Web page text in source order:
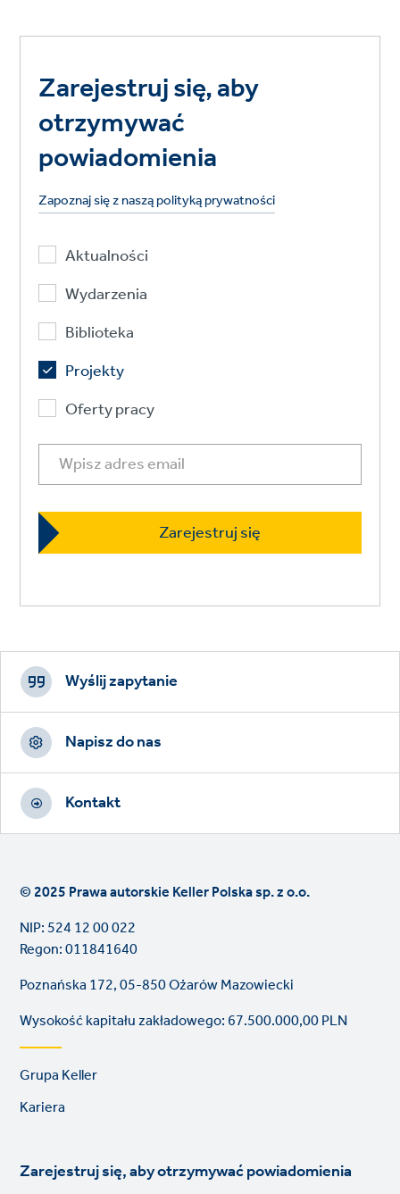
Zarejestruj się, aby
otrzymywać
powiadomienia
Zapoznaj się z naszą polityką prywatności
Aktualności
Wydarzenia
Biblioteka
Projekty
Oferty pracy
Footer
CTAs
Wyślij zapytanie
Napisz do nas
Kontakt
© 2025 Prawa autorskie Keller Polska sp. z o.o.
NIP: 524 12 00 022
Regon: 011841640
Poznańska 172, 05-850 Ożarów Mazowiecki
Wysokość kapitału zakładowego: 67.500.000,00 PLN
Footer
links
Grupa Keller
Kariera
Zarejestruj się, aby otrzymywać powiadomienia